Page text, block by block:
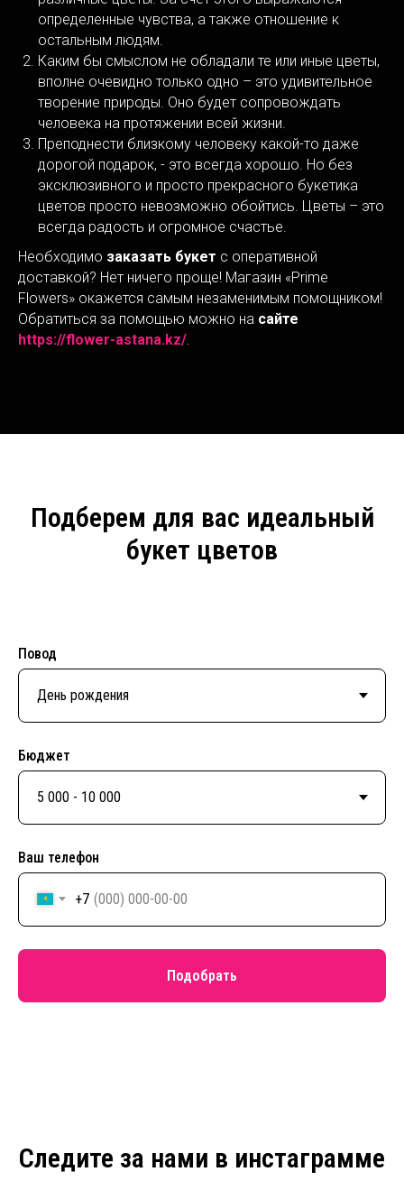
определенные чувства, а также отношение к
остальным людям.
Каким бы смыслом не обладали те или иные цветы,
вполне очевидно только одно – это удивительное
творение природы. Оно будет сопровождать
человека на протяжении всей жизни.
Преподнести близкому человеку какой-то даже
дорогой подарок, - это всегда хорошо. Но без
эксклюзивного и просто прекрасного букетика
цветов просто невозможно обойтись. Цветы – это
всегда радость и огромное счастье.
Необходимо заказать букет с оперативной
доставкой? Нет ничего проще! Магазин «Prime
Flowers» окажется самым незаменимым помощником!
Обратиться за помощью можно на сайте
https://flower-astana.kz/.
Подберем для вас идеальный
букет цветов
Повод
Бюджет
Ваш телефон
+7
Подобрать
Следите за нами в инстаграмме